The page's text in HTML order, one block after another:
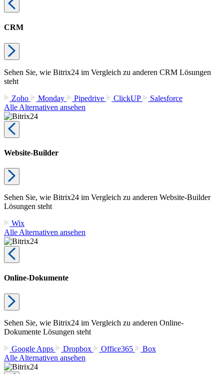
CRM
Sehen Sie, wie Bitrix24 im Vergleich zu anderen CRM Lösungen
steht
Zoho
Monday Pipedrive ClickUP
Salesforce
Alle Alternativen ansehen
Website-Builder
Sehen Sie, wie Bitrix24 im Vergleich zu anderen Website-Builder
Lösungen steht
Wix
Alle Alternativen ansehen
Online-Dokumente
Sehen Sie, wie Bitrix24 im Vergleich zu anderen Online-
Dokumente Lösungen steht
Google Apps
Dropbox Office365
Box
Alle Alternativen ansehen